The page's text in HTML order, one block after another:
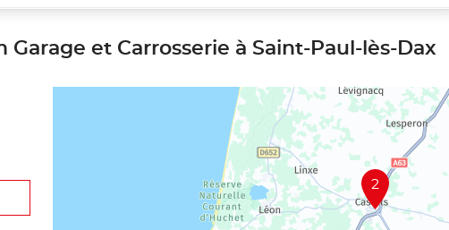
Garage et Carrosserie à Saint-Paul-lès-Dax
2